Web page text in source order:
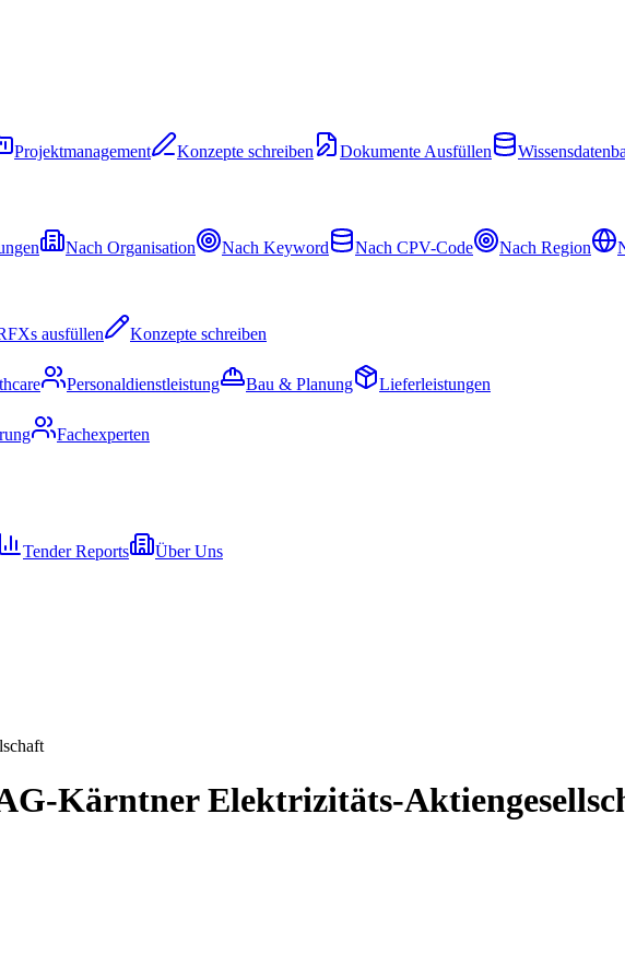
Projektmanagement Konzepte schreiben Dokumente Ausfüllen
Nach Organisation Nach Keyword Nach CPV-Code Nach Region
ausfüllen
Konzepte schreiben
Personaldienstleistung Bau & Planung
Lieferleistungen
Fachexperten
Tender Reports
Über Uns
Kärntner Elektrizitäts-